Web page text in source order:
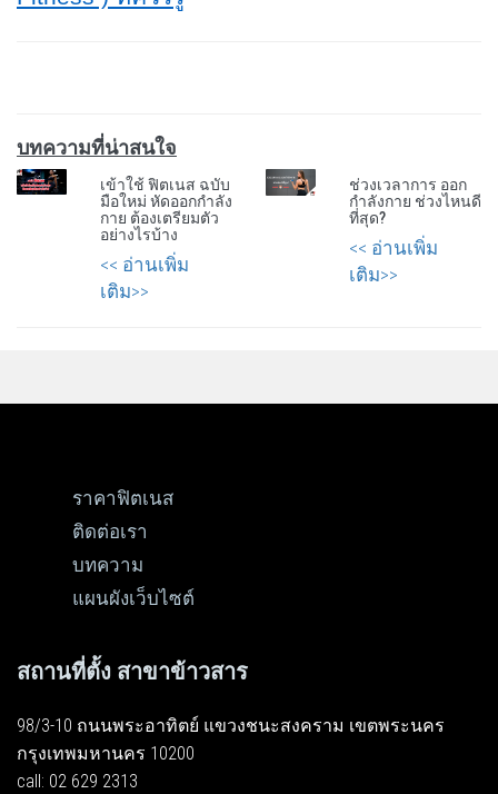
บทความที่น่าสนใจ
เข้าใช้ ฟิตเนส ฉบับ
มือใหม่ หัดออกกำลัง
กาย ต้องเตรียมตัว
อย่างไรบ้าง
<< อ่านเพิ่ม
เติม>>
ช่วงเวลาการ ออก
กำลังกาย ช่วงไหนดี
ที่สุด?
<< อ่านเพิ่ม
เติม>>
ราคาฟิตเนส
ติดต่อเรา
บทความ
แผนผังเว็บไซต์
สถานที่ตั้ง สาขาข้าวสาร
98/3-10 ถนนพระอาทิตย์ แขวงชนะสงคราม เขตพระนคร
กรุงเทพมหานคร 10200
call: 02 629 2313